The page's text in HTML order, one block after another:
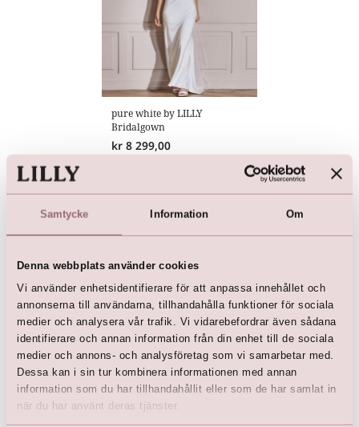
Samtycke Information Om
Denna webbplats använder cookies
Vi använder enhetsidentifierare för att anpassa innehållet och
annonserna till användarna, tillhandahålla funktioner för sociala
medier och analysera vår trafik. Vi vidarebefordrar även sådana
identifierare och annan information från din enhet till de sociala
medier och annons- och analysföretag som vi samarbetar med.
Dessa kan i sin tur kombinera informationen med annan
information som du har tillhandahållit eller som de har samlat in
när du har använt deras tjänster.
pure white by LILLY
Bridalgown
kr 8 299,00
Vi rekommenderar också: